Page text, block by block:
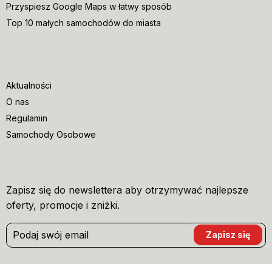
Przyspiesz Google Maps w łatwy sposób
Top 10 małych samochodów do miasta
Aktualności
O nas
Regulamin
Samochody Osobowe
Zapisz się do newslettera aby otrzymywać najlepsze
oferty, promocje i zniżki.